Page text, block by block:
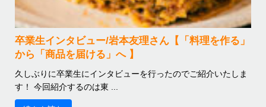
卒業生インタビュー/岩本友理さん【「料理を作る」
から「商品を届ける」へ 】
久しぶりに卒業生にインタビューを行ったのでご紹介いたしま
す！ 今回紹介するのは東 ...